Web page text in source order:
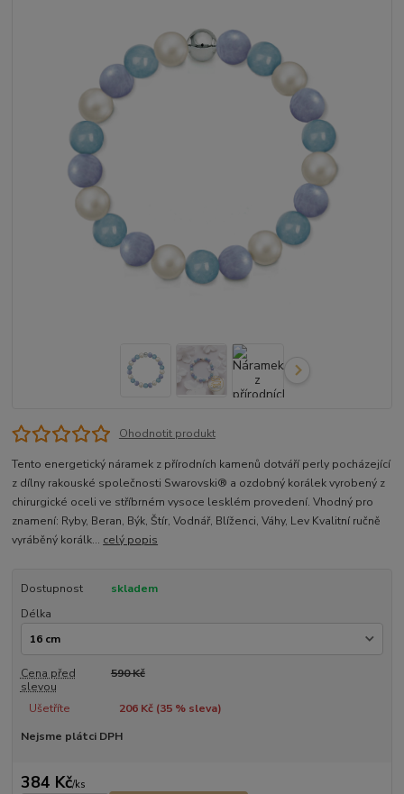
Ohodnotit produkt
Tento energetický náramek z přírodních kamenů dotváří perly pocházející
z dílny rakouské společnosti Swarovski® a ozdobný korálek vyrobený z
chirurgické oceli ve stříbrném vysoce lesklém provedení. Vhodný pro
znamení: Ryby, Beran, Býk, Štír, Vodnář, Blíženci, Váhy, Lev Kvalitní ručně
vyráběný korálk... celý popis
Dostupnost
skladem
Délka
Cena před
slevou
590 Kč
Ušetříte 206 Kč (35% sleva)
Nejsme plátci DPH
384 Kč/ks